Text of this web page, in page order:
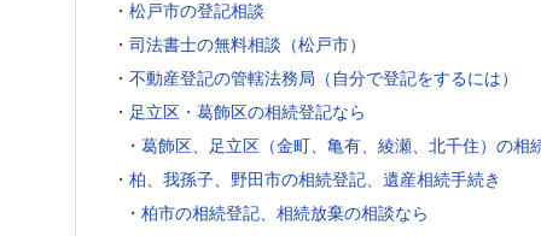
・ 松戸市の登記相談
・ 司法書士の無料相談（松戸市）
・ 不動産登記の管轄法務局（自分で登記をするには）
・ 足立区・葛飾区の相続登記なら
・ 葛飾区、足立区（金町、亀有、綾瀬、北千住）の相
・ 柏、我孫子、野田市の相続登記、遺産相続手続き
・ 柏市の相続登記、相続放棄の相談なら